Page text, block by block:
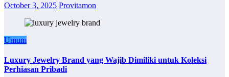
October 3, 2025 Provitamon
Umum
Luxury Jewelry Brand yang Wajib Dimiliki untuk Koleksi
Perhiasan Pribadi